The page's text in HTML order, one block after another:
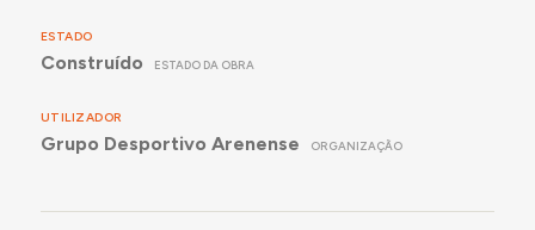
ESTADO
Construído ESTADO DA OBRA
UTILIZADOR
Grupo Desportivo Arenense ORGANIZAÇÃO